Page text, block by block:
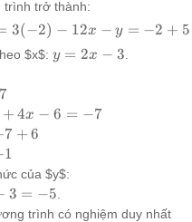
trình trở thành:
3(−2) − 12x − y = −2 + 5
$x$: y
-
3
y = 2x − 3
7
+ 4x − 6 = −7
7 + 6
1
của $y$:
3 = −5
trình có nghiệm duy nhất